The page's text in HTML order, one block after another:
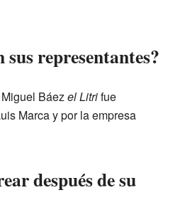
representantes?
Báezel Litrifue
Marca y por la empresa
después de su